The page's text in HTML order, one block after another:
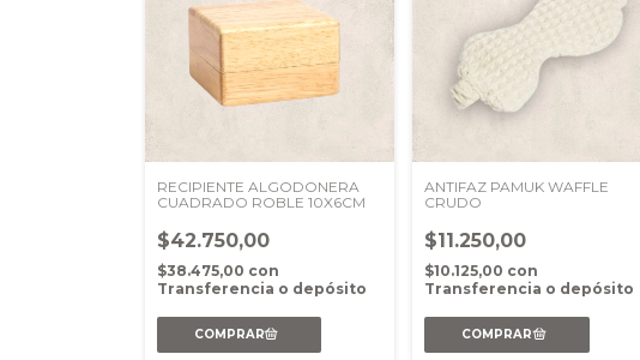
RECIPIENTE ALGODONERA
CUADRADO ROBLE 10X6CM
$42.750,00
$38.475,00 con
Transferencia o depósito
ANTIFAZ PAMUK WAFFLE
CRUDO
$11.250,00
$10.125,00 con
Transferencia o depósito